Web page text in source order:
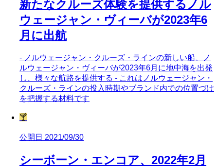
新たなクルーズ体験を提供するノル
ウェージャン・ヴィーバが2023年6
月に出航
- ノルウェージャン・クルーズ・ラインの新しい船、ノ
ルウェージャン・ヴィーバが2023年6月に地中海を出発
し、様々な航路を提供する - これはノルウェージャン・
クルーズ・ラインの投入時期やブランド内での位置づけ
を把握する材料です
🍸
公開日 2021/09/30
シーボーン・エンコア、2022年2月